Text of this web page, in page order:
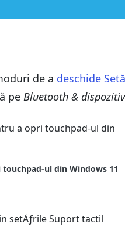
de a deschide
pe Bluetooth &